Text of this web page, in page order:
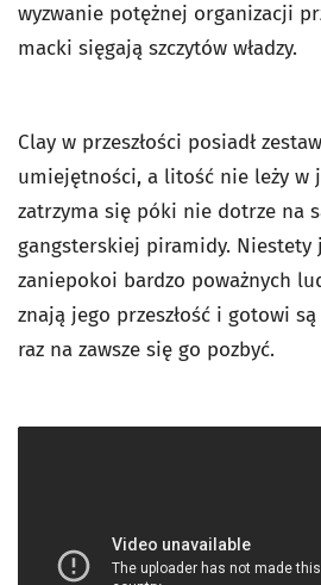
wyzwanie potężnej organizacji
macki sięgają szczytów władzy.
Clay w przeszłości posiadł
umiejętności, a litość nie leży w
zatrzyma się póki nie dotrze na
gangsterskiej piramidy.
zaniepokoi bardzo poważnych
znają jego przeszłość i gotowi
raz na zawsze się go pozbyć.